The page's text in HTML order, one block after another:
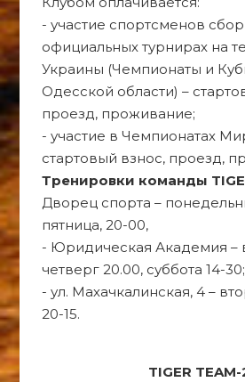
- участие спортсменов
официальных турнирах на
Украины (Чемпионаты и
Одесской области) –
проезд, проживание;
- участие в Чемпионатах
стартовый взнос, проезд,
Тренировки команды
Дворец спорта –
пятница, 20-00,
- Юридическая Академия –
четверг 20.00, суббота 14-30;
- ул. Махачкалинская, 4 –
20-15.
TIGER TEAM-